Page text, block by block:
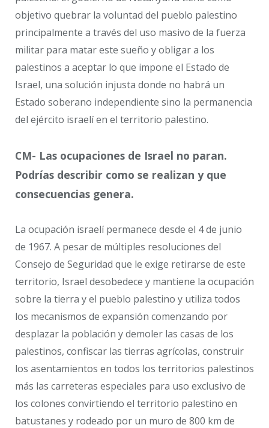
objetivo quebrar la voluntad del pueblo palestino
principalmente a través del uso masivo de la fuerza
militar para matar este sueño y obligar a los
palestinos a aceptar lo que impone el Estado de
Israel, una solución injusta donde no habrá un
Estado soberano independiente sino la permanencia
del ejército israelí en el territorio palestino.
CM- Las ocupaciones de Israel no paran.
Podrías describir como se realizan y que
consecuencias genera.
La ocupación israelí permanece desde el 4 de junio
de 1967. A pesar de múltiples resoluciones del
Consejo de Seguridad que le exige retirarse de este
territorio, Israel desobedece y mantiene la ocupación
sobre la tierra y el pueblo palestino y utiliza todos
los mecanismos de expansión comenzando por
desplazar la población y demoler las casas de los
palestinos, confiscar las tierras agrícolas, construir
los asentamientos en todos los territorios palestinos
más las carreteras especiales para uso exclusivo de
los colones convirtiendo el territorio palestino en
batustanes y rodeado por un muro de 800 km de